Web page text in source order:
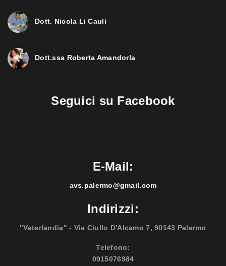
Dott. Nicola Li Cauli
Dott.ssa Roberta Amandorla
Seguici su Facebook
E-Mail:
avs.palermo@gmail.com
Indirizzi:
"Veterlandia" - Via Ciullo D'Alcamo 7, 90143 Palermo
Telefono:
0915076984